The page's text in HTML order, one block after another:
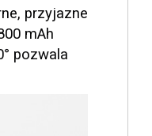
przyjazne
mAh
pozwala